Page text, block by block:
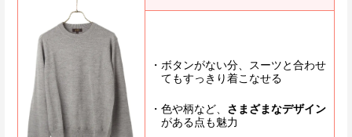
ボタンがない分、スーツと合わせ
てもすっきり着こなせる
色や柄など、 さまざまなデザイン
がある点も魅力